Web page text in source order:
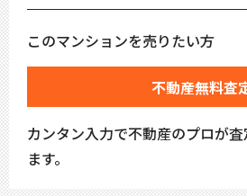
このマンションを売りたい方
不動産無料査
カンタン入力で不動産のプロが
ます。